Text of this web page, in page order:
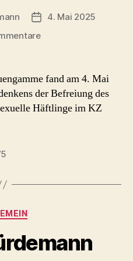
Beitragsdatum
4. Mai 2025
zu
homosexuelle
KZ
Neuengamme
fand am 4. Mai
der Befreiung des
Häftlinge im KZ
Kategorien